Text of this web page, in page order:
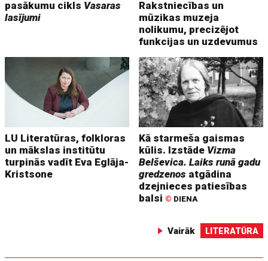
pasākumu cikls Vasaras
lasījumi
Rakstniecības un
mūzikas muzeja
nolikumu, precizējot
funkcijas un uzdevumus
LU Literatūras, folkloras
un mākslas institūtu
turpinās vadīt Eva Eglāja-
Kristsone
Kā starmeša gaismas
kūlis. Izstāde Vizma
Belševica. Laiks runā gadu
gredzenos atgādina
dzejnieces patiesības
balsi © DIENA
Vairāk LITERATŪRA